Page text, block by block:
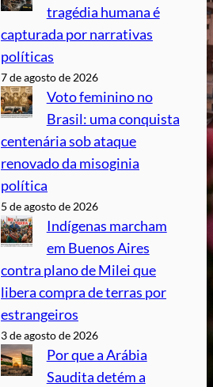
tragédia humana é
capturada por narrativas
políticas
7 de agosto de 2026
Voto feminino no
Brasil: uma conquista
centenária sob ataque
renovado da misoginia
política
5 de agosto de 2026
Indígenas marcham
em Buenos Aires
contra plano de Milei que
libera compra de terras por
estrangeiros
3 de agosto de 2026
Por que a Arábia
Saudita detém a